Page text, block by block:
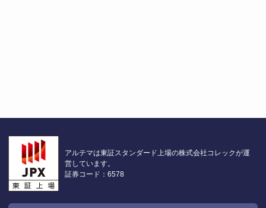
アルテマは東証スタンダード上場の株式会社コレックが運
営しています。
証券コード：6578